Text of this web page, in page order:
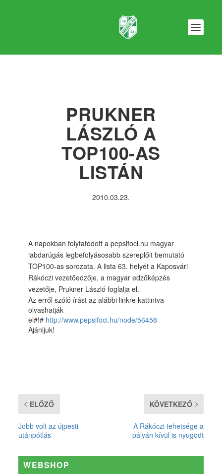
PRUKNER
LÁSZLÓ A
TOP100-AS
LISTÁN
2010.03.23.
A napokban folytatódott a pepsifoci.hu magyar
labdarúgás legbefolyásosabb szereplőit bemutató
TOP100-as sorozata. A lista 63. helyét a Kaposvári
Rákóczi vezetőedzője, a magyar edzőképzés
vezetője, Prukner László foglalja el.
Az erről szóló írást az alábbi linkre kattintva
olvashatják
el#!# http://www.pepsifoci.hu/node/56458
Ajánljuk!
ELŐZŐ
Jobb volt az újpesti
utánpótlás
KÖVETKEZŐ
A Rákóczi tehetsége a
pályán kívül is nyugodt
WEBSHOP